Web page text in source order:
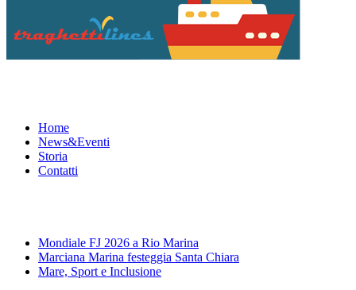
Home
News&Eventi
Storia
Contatti
Mondiale FJ 2026 a Rio Marina
Marciana Marina festeggia Santa Chiara
Mare, Sport e Inclusione